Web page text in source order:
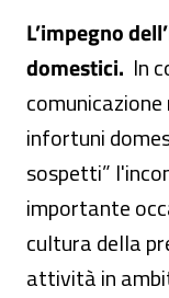
L’impegno
domestici. In
infortuni
sospetti”
importante
cultura della
attività in